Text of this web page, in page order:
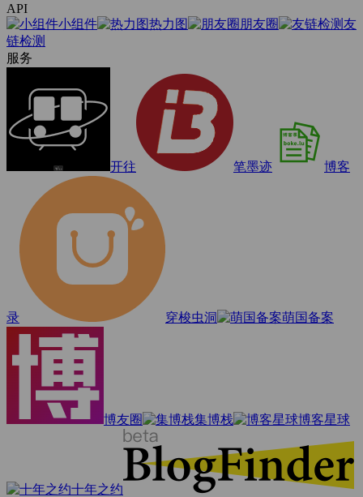
API
小组件
热力图 朋友圈
友
链检测
服务
开往 笔墨迹 博客
录 穿梭虫洞 萌国备案
博友圈 集博栈 博客星球
十年之约